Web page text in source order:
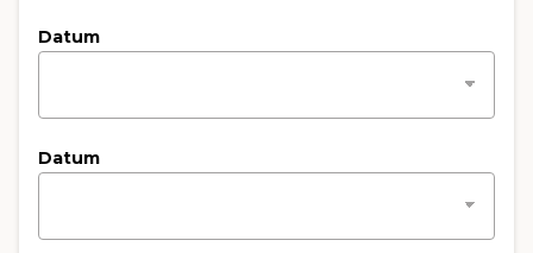
Datum
Datum